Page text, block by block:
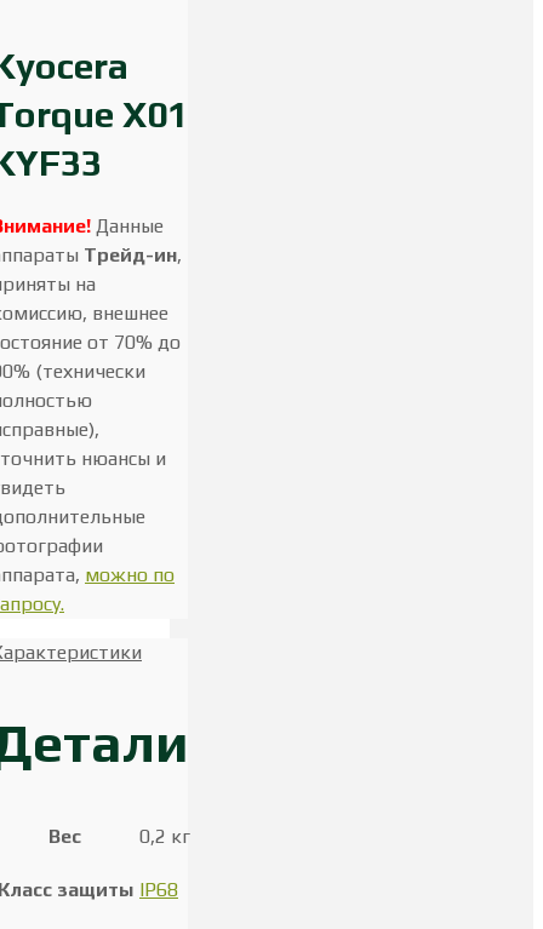
X01
Данные
Трейд-ин,
на
внешнее
от 70% до
(технически
нюансы и
можно по
Вес 0,2 кг
защиты IP68